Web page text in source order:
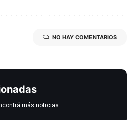
NO HAY COMENTARIOS
más noticias